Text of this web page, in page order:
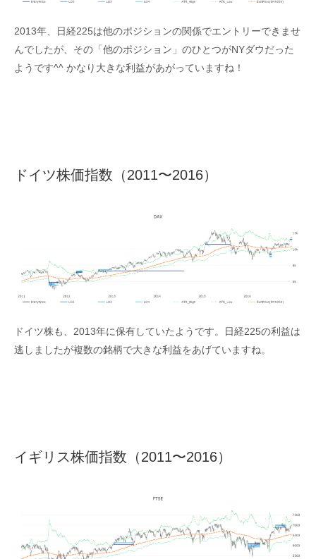
2013年、日経225は他のポジションの関係でエントリーできませ
んでしたが、その「他のポジション」のひとつがNYダウだった
ようです^^ かなり大きな利益があがっていますね！
ドイツ株価指数（2011〜2016）
ドイツ株も、2013年に保有していたようです。日経225の利益は
逃しましたが複数の銘柄で大きな利益をあげていますね。
イギリス株価指数（2011〜2016）